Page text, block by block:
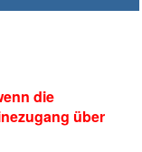
die
über